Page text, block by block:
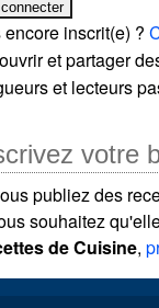
encore inscrit(e) ?
et partager
et lecteurs
votre
publiez des
souhaitez
de Cuisine,